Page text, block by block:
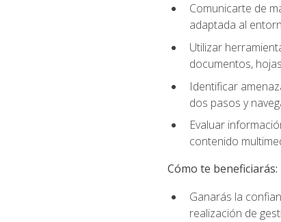
Comunicarte de
adaptada al
Utilizar
documentos,
Identificar
dos pasos y
Evaluar
contenido
Cómo te beneficiarás:
Ganarás la
realización de